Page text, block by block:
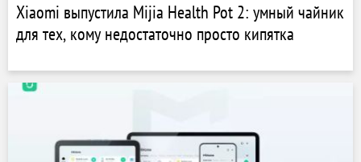
Xiaomi выпустила Mijia Health Pot 2: умный чайник
для тех, кому недостаточно просто кипятка